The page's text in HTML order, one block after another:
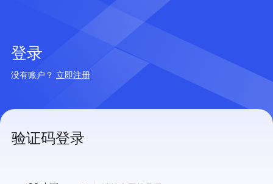
登录
没有账户？ 立即注册
验证码登录